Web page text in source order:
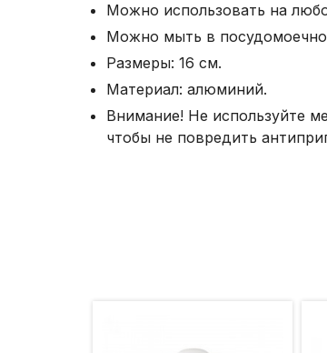
Можно использовать на
Можно мыть в
Размеры: 16 см.
Материал: алюминий.
Внимание! Не используйте
чтобы не повредить